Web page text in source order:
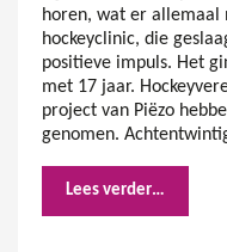
horen, wat er allemaal
hockeyclinic, die
positieve impuls. Het
met 17 jaar.
project van Piëzo
genomen.
Lees verder…